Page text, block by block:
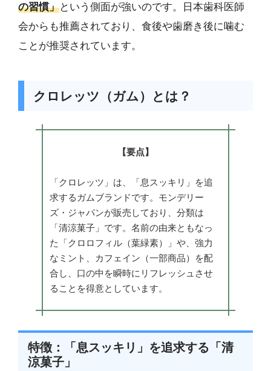
の習慣」という側面が強いのです。日本歯科医師
会からも推薦されており、食後や歯磨き後に噛む
ことが推奨されています。
クロレッツ（ガム）とは？
【要点】
「クロレッツ」は、「息スッキリ」を追
求するガムブランドです。モンデリー
ズ・ジャパンが販売しており、分類は
「清涼菓子」です。名前の由来ともなっ
た「クロロフィル（葉緑素）」や、強力
なミント、カフェイン（一部商品）を配
合し、口の中を瞬時にリフレッシュさせ
ることを得意としています。
特徴：「息スッキリ」を追求する「清
涼菓子」